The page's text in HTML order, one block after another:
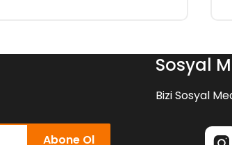
Abone Ol
Sosyal
Bizi Sosyal